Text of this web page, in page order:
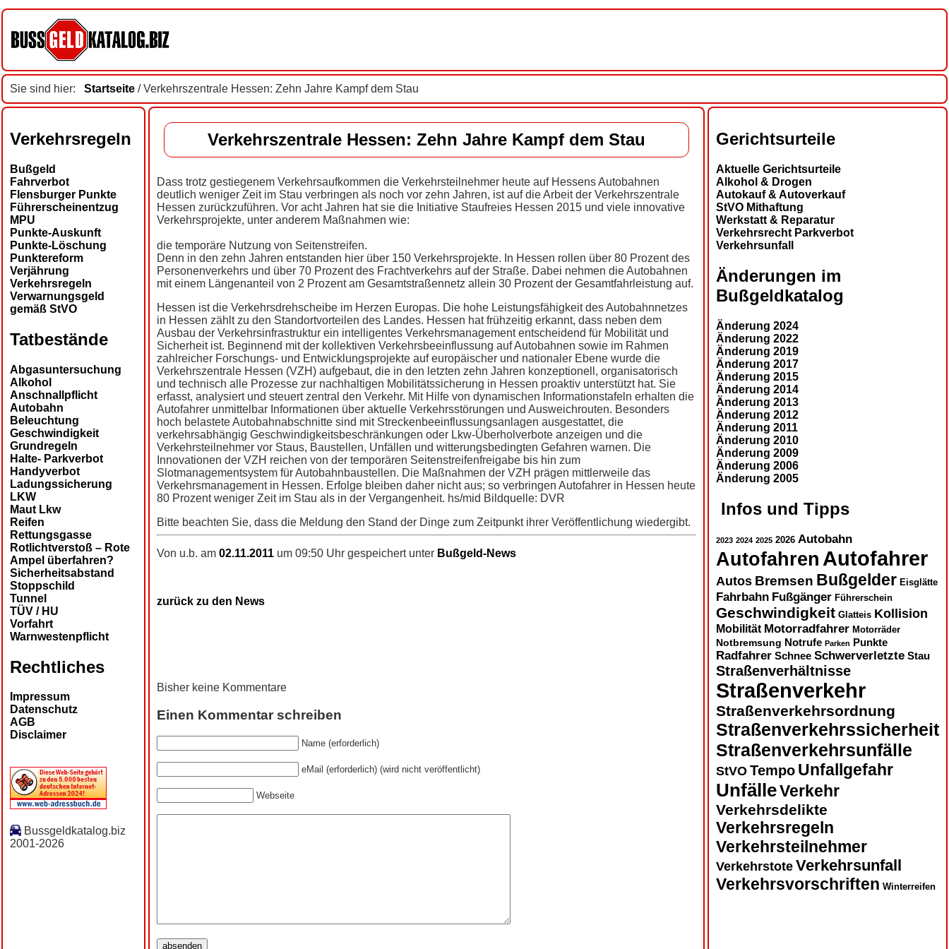
Sie sind hier: Startseite / Verkehrszentrale Hessen: Zehn Jahre Kampf dem Stau
Verkehrsregeln
Bußgeld
Fahrverbot
Flensburger Punkte
Führerscheinentzug
MPU
Punkte-Auskunft
Punkte-Löschung
Punktereform
Verjährung
Verkehrsregeln
Verwarnungsgeld
gemäß StVO
Tatbestände
Abgasuntersuchung
Alkohol
Anschnallpflicht
Autobahn
Beleuchtung
Geschwindigkeit
Grundregeln
Halte- Parkverbot
Handyverbot
Ladungssicherung
LKW
Maut Lkw
Reifen
Rettungsgasse
Rotlichtverstoß – Rote
Ampel überfahren?
Sicherheitsabstand
Stoppschild
Tunnel
TÜV / HU
Vorfahrt
Warnwestenpflicht
Rechtliches
Impressum
Datenschutz
AGB
Disclaimer
Bussgeldkatalog.biz
2001-2026
Verkehrszentrale Hessen: Zehn Jahre Kampf dem Stau
Dass trotz gestiegenem Verkehrsaufkommen die Verkehrsteilnehmer heute auf Hessens Autobahnen
deutlich weniger Zeit im Stau verbringen als noch vor zehn Jahren, ist auf die Arbeit der Verkehrszentrale
Hessen zurückzuführen. Vor acht Jahren hat sie die Initiative Staufreies Hessen 2015 und viele innovative
Verkehrsprojekte, unter anderem Maßnahmen wie:
die temporäre Nutzung von Seitenstreifen.
Denn in den zehn Jahren entstanden hier über 150 Verkehrsprojekte. In Hessen rollen über 80 Prozent des
Personenverkehrs und über 70 Prozent des Frachtverkehrs auf der Straße. Dabei nehmen die Autobahnen
mit einem Längenanteil von 2 Prozent am Gesamtstraßennetz allein 30 Prozent der Gesamtfahrleistung auf.
Hessen ist die Verkehrsdrehscheibe im Herzen Europas. Die hohe Leistungsfähigkeit des Autobahnnetzes
in Hessen zählt zu den Standortvorteilen des Landes. Hessen hat frühzeitig erkannt, dass neben dem
Ausbau der Verkehrsinfrastruktur ein intelligentes Verkehrsmanagement entscheidend für Mobilität und
Sicherheit ist. Beginnend mit der kollektiven Verkehrsbeeinflussung auf Autobahnen sowie im Rahmen
zahlreicher Forschungs- und Entwicklungsprojekte auf europäischer und nationaler Ebene wurde die
Verkehrszentrale Hessen (VZH) aufgebaut, die in den letzten zehn Jahren konzeptionell, organisatorisch
und technisch alle Prozesse zur nachhaltigen Mobilitätssicherung in Hessen proaktiv unterstützt hat. Sie
erfasst, analysiert und steuert zentral den Verkehr. Mit Hilfe von dynamischen Informationstafeln erhalten die
Autofahrer unmittelbar Informationen über aktuelle Verkehrsstörungen und Ausweichrouten. Besonders
hoch belastete Autobahnabschnitte sind mit Streckenbeeinflussungsanlagen ausgestattet, die
verkehrsabhängig Geschwindigkeitsbeschränkungen oder Lkw-Überholverbote anzeigen und die
Verkehrsteilnehmer vor Staus, Baustellen, Unfällen und witterungsbedingten Gefahren warnen. Die
Innovationen der VZH reichen von der temporären Seitenstreifenfreigabe bis hin zum
Slotmanagementsystem für Autobahnbaustellen. Die Maßnahmen der VZH prägen mittlerweile das
Verkehrsmanagement in Hessen. Erfolge bleiben daher nicht aus; so verbringen Autofahrer in Hessen heute
80 Prozent weniger Zeit im Stau als in der Vergangenheit. hs/mid Bildquelle: DVR
Bitte beachten Sie, dass die Meldung den Stand der Dinge zum Zeitpunkt ihrer Veröffentlichung wiedergibt.
Von u.b. am 02.11.2011 um 09:50 Uhr gespeichert unter Bußgeld-News
zurück zu den News
Bisher keine Kommentare
Einen Kommentar schreiben
Name (erforderlich)
eMail (erforderlich) (wird nicht veröffentlicht)
Webseite
Gerichtsurteile
Aktuelle Gerichtsurteile
Alkohol & Drogen
Autokauf & Autoverkauf
StVO Mithaftung
Werkstatt & Reparatur
Verkehrsrecht Parkverbot
Verkehrsunfall
Änderungen im
Bußgeldkatalog
Änderung 2024
Änderung 2022
Änderung 2019
Änderung 2017
Änderung 2015
Änderung 2014
Änderung 2013
Änderung 2012
Änderung 2011
Änderung 2010
Änderung 2009
Änderung 2006
Änderung 2005
Infos und Tipps
2023 2024 2025 2026 Autobahn
Autofahren Autofahrer
Autos Bremsen Bußgelder Eisglätte
Fahrbahn Fußgänger Führerschein
Geschwindigkeit Glatteis Kollision
Mobilität Motorradfahrer Motorräder
Notbremsung Notrufe Parken Punkte
Radfahrer Schnee Schwerverletzte Stau
Straßenverhältnisse
Straßenverkehr
Straßenverkehrsordnung
Straßenverkehrssicherheit
Straßenverkehrsunfälle
StVOTempo Unfallgefahr
UnfälleVerkehr
Verkehrsdelikte
Verkehrsregeln
Verkehrsteilnehmer
Verkehrstote Verkehrsunfall
Verkehrsvorschriften Winterreifen